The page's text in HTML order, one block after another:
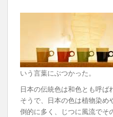
いう言葉にぶつかった。
日本の伝統色は和色とも呼ば
そうで、日本の色は植物染め
倒的に多く、じつに風流でそ